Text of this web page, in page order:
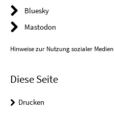
Bluesky
Mastodon
Hinweise zur Nutzung sozialer Medien
Diese Seite
Drucken